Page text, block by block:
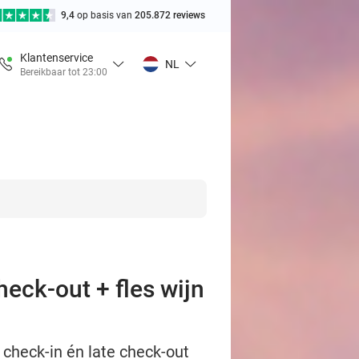
9,4 op basis van 205.872 reviews
Klantenservice
Bereikbaar tot 23:00
NL
out + fles wijn
in én late check-out